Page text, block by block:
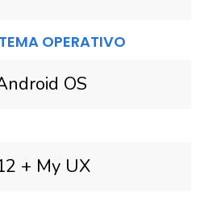
OPERATIVO
OS
+ My UX